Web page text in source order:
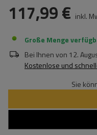
117,99 € inkl.
Große Menge
Bei Ihnen von 12.
Kostenlose und
Sie